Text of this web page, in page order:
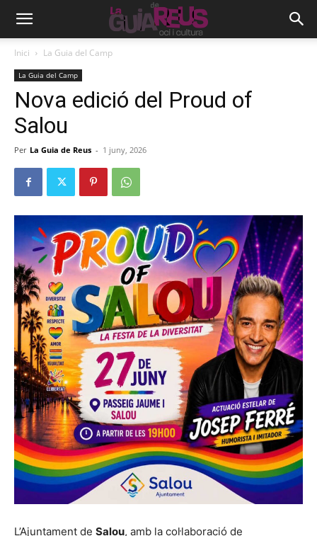
Inici La Guia del Camp
La Guia del Camp
Nova edició del Proud of
Salou
Per La Guia de Reus - 1 juny, 2026
L’Ajuntament de Salou, amb la col·laboració de